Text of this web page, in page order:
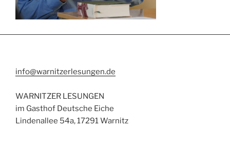
info@warnitzerlesungen.de
WARNITZER LESUNGEN
im Gasthof Deutsche Eiche
Lindenallee 54a, 17291 Warnitz